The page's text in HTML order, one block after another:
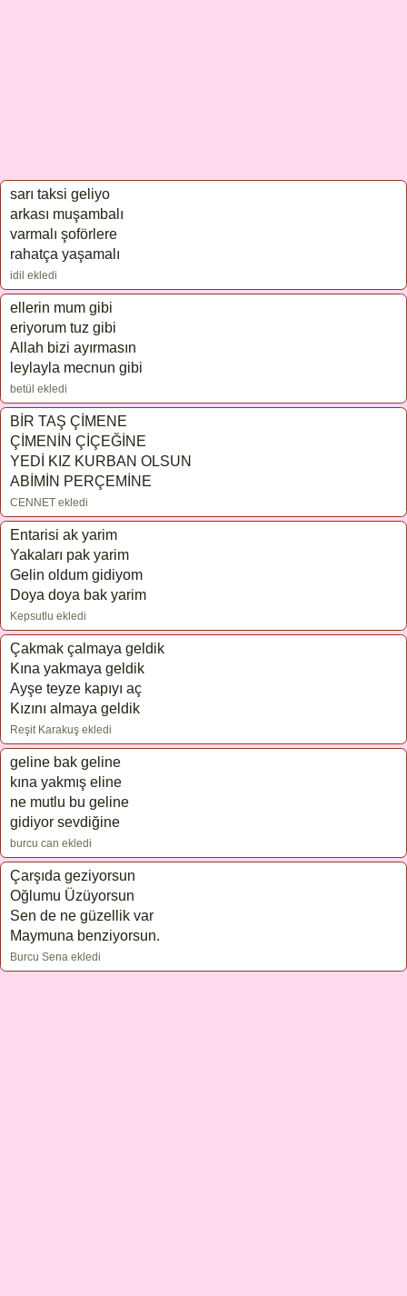
sarı taksi geliyo
arkası muşambalı
varmalı şoförlere
rahatça yaşamalı
idil ekledi
ellerin mum gibi
eriyorum tuz gibi
Allah bizi ayırmasın
leylayla mecnun gibi
betül ekledi
BİR TAŞ ÇİMENE
ÇİMENİN ÇİÇEĞİNE
YEDİ KIZ KURBAN OLSUN
ABİMİN PERÇEMİNE
CENNET ekledi
Entarisi ak yarim
Yakaları pak yarim
Gelin oldum gidiyom
Doya doya bak yarim
Kepsutlu ekledi
Çakmak çalmaya geldik
Kına yakmaya geldik
Ayşe teyze kapıyı aç
Kızını almaya geldik
Reşit Karakuş ekledi
geline bak geline
kına yakmış eline
ne mutlu bu geline
gidiyor sevdiğine
burcu can ekledi
Çarşıda geziyorsun
Oğlumu Üzüyorsun
Sen de ne güzellik var
Maymuna benziyorsun.
Burcu Sena ekledi